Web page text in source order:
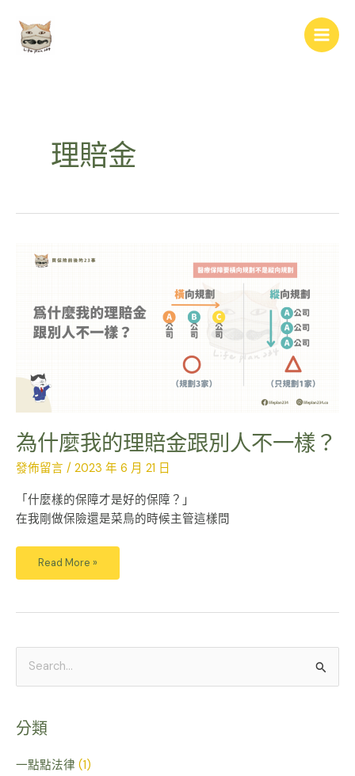
Main
理賠金
為什麼我的理賠金跟別人不一樣？
發佈留言 / 2023 年 6 月 21 日
「什麼樣的保障才是好的保障？」
在我剛做保險還是菜鳥的時候主管這樣問
什
麼
賠
金
跟
別
人
樣？
Read More »
鍵
字
分類
一點點法律 (1)